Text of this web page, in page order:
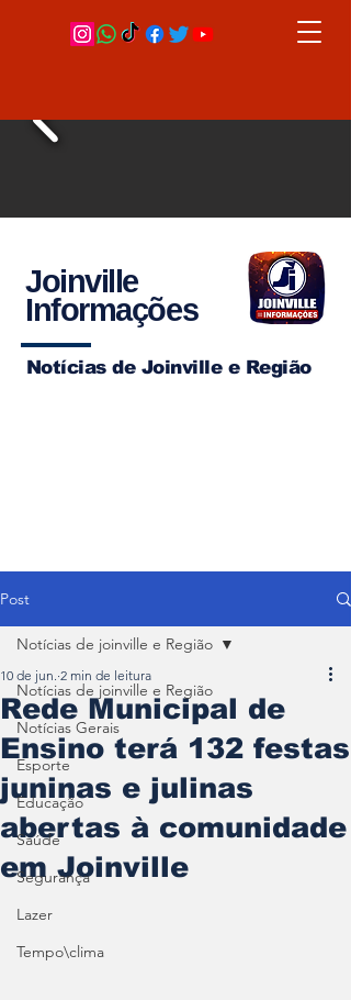
Joinville
Informações
Notícias de Joinville e Região
Post
Notícias de joinville e Região
Notícias Gerais
Esporte
Educação
Saúde
Segurança
Lazer
Tempo\clima
Notícias de joinville e Região
Rede Municipal de
Ensino terá 132 festas
juninas e julinas
abertas à comunidade
em Joinville
10 de jun. 2 min de leitura